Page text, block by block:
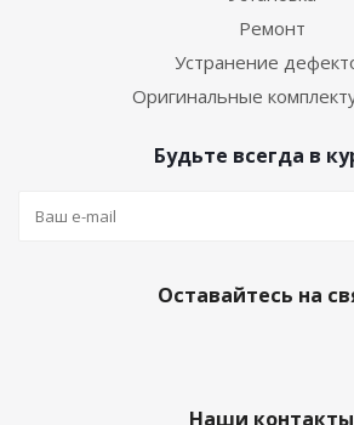
Ремонт
Устранение
Оригинальные
Будьте всегда в
Оставайтесь на
Наши контакты